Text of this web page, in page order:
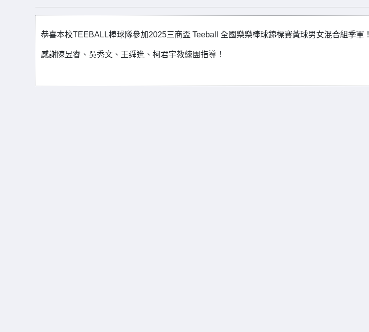
恭喜本校TEEBALL棒球隊參加2025三商盃 Teeball 全國樂樂棒球錦標賽黃球男女混合組季軍！
感謝陳昱睿、吳秀文、王舜進、柯君宇教練團指導！